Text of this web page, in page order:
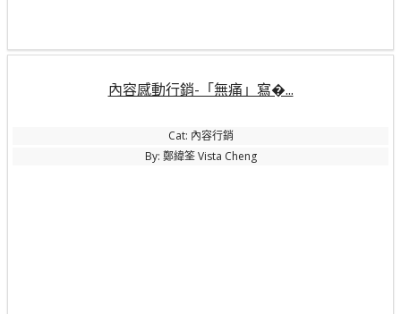
內容感動行銷-「無痛」寫�...
Cat: 內容行銷
By: 鄭緯筌 Vista Cheng